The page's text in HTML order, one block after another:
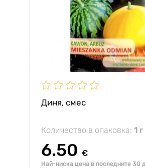
Диня, смес
Количество в опаковка: 1 г
6.50 €
Най-ниска цена в последните 30